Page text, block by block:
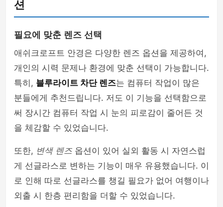
션
필요에 맞춘 렌즈 선택
애쉬크로프트 안경은 다양한 렌즈 옵션을 제공하여,
개인의 시력 문제나 환경에 맞춘 선택이 가능합니다.
특히, 블루라이트 차단 렌즈는 컴퓨터 작업이 많은
분들에게 추천드립니다. 저도 이 기능을 선택함으로
써 장시간 컴퓨터 작업 시 눈의 피로감이 줄어든 것
을 체감할 수 있었습니다.
또한, 변색 렌즈 옵션이 있어 실외 활동 시 자연스럽
게 선글라스로 변하는 기능이 매우 유용했습니다. 이
로 인해 따로 선글라스를 챙길 필요가 없어 여행이나
외출 시 한층 편리함을 더할 수 있었습니다.